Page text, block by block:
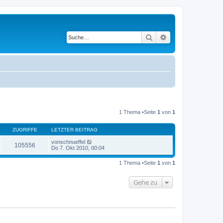
Suche
1 Thema •Seite 1 von 1
ZUGRIFFE LETZTER BEITRAG
105556 vonschnueffel
Do 7. Okt 2010, 00:04
1 Thema •Seite 1 von 1
Gehe zu